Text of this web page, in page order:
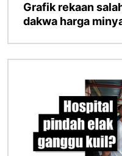
Grafik rekaan
dakwa harga